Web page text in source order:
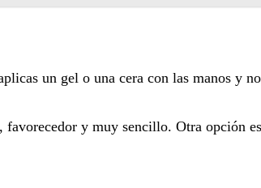
un gel o una cera con las manos y
y muy sencillo. Otra opción